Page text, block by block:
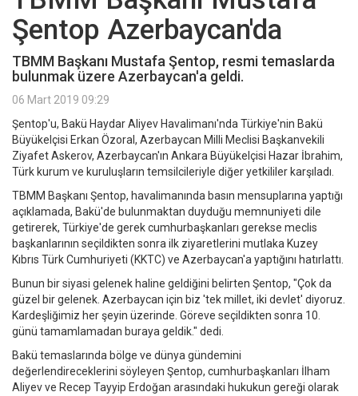
Şentop Azerbaycan'da
TBMM Başkanı Mustafa Şentop, resmi temaslarda
bulunmak üzere Azerbaycan'a geldi.
06 Mart 2019 09:29
Şentop'u, Bakü Haydar Aliyev Havalimanı'nda Türkiye'nin Bakü
Büyükelçisi Erkan Özoral, Azerbaycan Milli Meclisi Başkanvekili
Ziyafet Askerov, Azerbaycan'ın Ankara Büyükelçisi Hazar İbrahim,
Türk kurum ve kuruluşların temsilcileriyle diğer yetkililer karşıladı.
TBMM Başkanı Şentop, havalimanında basın mensuplarına yaptığı
açıklamada, Bakü'de bulunmaktan duyduğu memnuniyeti dile
getirerek, Türkiye'de gerek cumhurbaşkanları gerekse meclis
başkanlarının seçildikten sonra ilk ziyaretlerini mutlaka Kuzey
Kıbrıs Türk Cumhuriyeti (KKTC) ve Azerbaycan'a yaptığını hatırlattı.
Bunun bir siyasi gelenek haline geldiğini belirten Şentop, "Çok da
güzel bir gelenek. Azerbaycan için biz 'tek millet, iki devlet' diyoruz.
Kardeşliğimiz her şeyin üzerinde. Göreve seçildikten sonra 10.
günü tamamlamadan buraya geldik." dedi.
Bakü temaslarında bölge ve dünya gündemini
değerlendireceklerini söyleyen Şentop, cumhurbaşkanları İlham
Aliyev ve Recep Tayyip Erdoğan arasındaki hukukun gereği olarak